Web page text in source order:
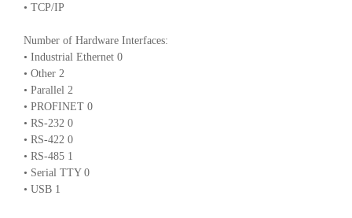
• TCP/IP
Number of Hardware Interfaces:
• Industrial Ethernet 0
• Other 2
• Parallel 2
• PROFINET 0
• RS-232 0
• RS-422 0
• RS-485 1
• Serial TTY 0
• USB 1